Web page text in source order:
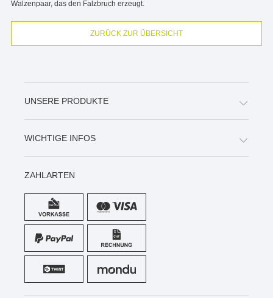
Walzenpaar, das den Falzbruch erzeugt.
ZURÜCK ZUR ÜBERSICHT
UNSERE PRODUKTE
WICHTIGE INFOS
ZAHLARTEN